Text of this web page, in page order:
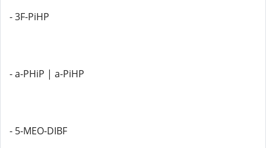
- 3F-PiHP
- a-PHiP | a-PiHP
- 5-MEO-DIBF